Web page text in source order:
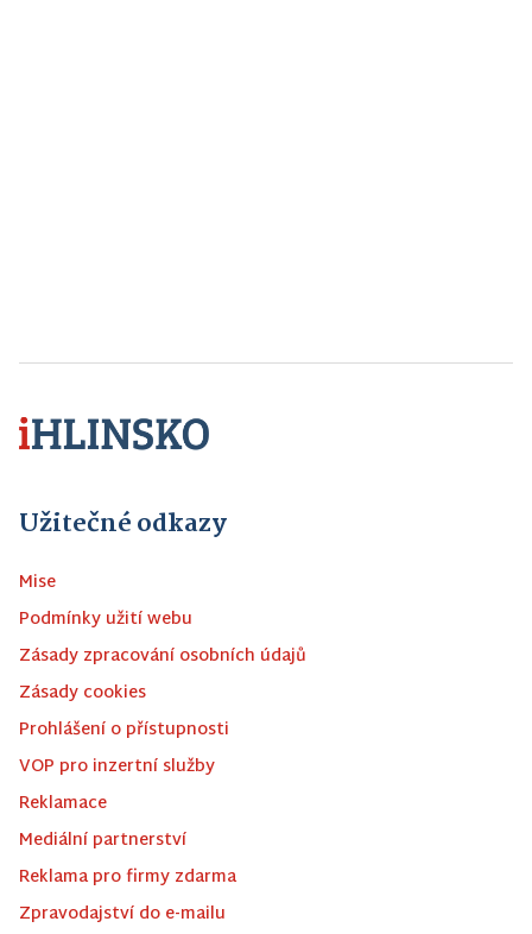
Užitečné odkazy
Mise
Podmínky užití webu
Zásady zpracování osobních údajů
Zásady cookies
Prohlášení o přístupnosti
VOP pro inzertní služby
Reklamace
Mediální partnerství
Reklama pro firmy zdarma
Zpravodajství do e-mailu